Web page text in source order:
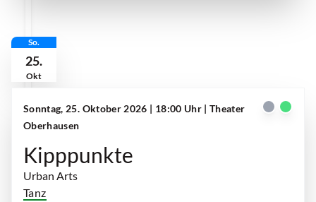
So.
25.
Okt
Sonntag, 25. Oktober 2026 | 18:00 Uhr | Theater
Oberhausen
Kipppunkte
Urban Arts
Tanz